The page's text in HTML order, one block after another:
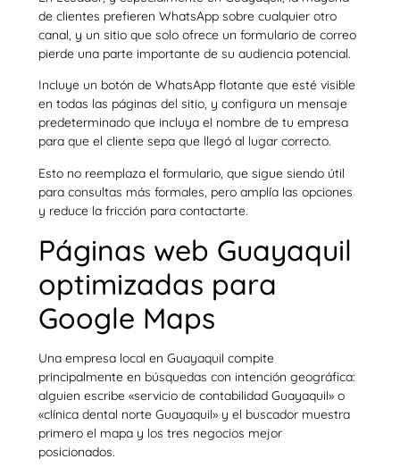
de clientes prefieren WhatsApp sobre cualquier otro
canal, y un sitio que solo ofrece un formulario de correo
pierde una parte importante de su audiencia potencial.
Incluye un botón de WhatsApp flotante que esté visible
en todas las páginas del sitio, y configura un mensaje
predeterminado que incluya el nombre de tu empresa
para que el cliente sepa que llegó al lugar correcto.
Esto no reemplaza el formulario, que sigue siendo útil
para consultas más formales, pero amplía las opciones
y reduce la fricción para contactarte.
Páginas web Guayaquil
optimizadas para
Google Maps
Una empresa local en Guayaquil compite
principalmente en búsquedas con intención geográfica:
alguien escribe «servicio de contabilidad Guayaquil» o
«clínica dental norte Guayaquil» y el buscador muestra
primero el mapa y los tres negocios mejor
posicionados.